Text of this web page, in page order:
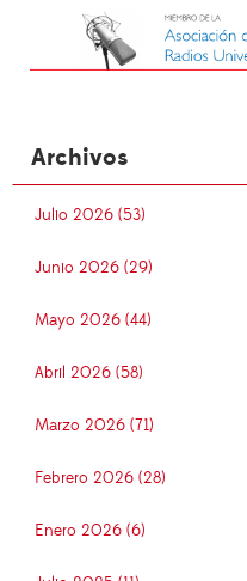
Archivos
Julio 2026 (53)
Junio 2026 (29)
Mayo 2026 (44)
Abril 2026 (58)
Marzo 2026 (71)
Febrero 2026 (28)
Enero 2026 (6)